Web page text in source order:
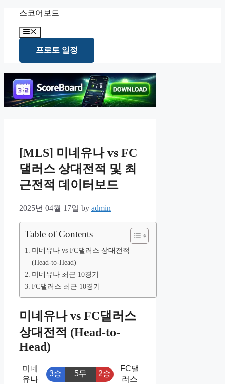
content
스코어보드
Menu
프로토 일정
[MLS] 미네유나 vs FC
댈러스 상대전적 및 최
근전적 데이터보드
2025년 04월 17일 by admin
Table of Contents
미네유나 vs FC댈러스 상대전적
(Head-to-Head)
미네유나 최근 10경기
FC댈러스 최근 10경기
미네유나 vs FC댈러스
상대전적 (Head-to-
Head)
미네
유나
3승 5무 2승
FC댈
러스